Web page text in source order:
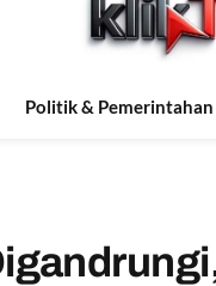
Politik & Pemerintahan